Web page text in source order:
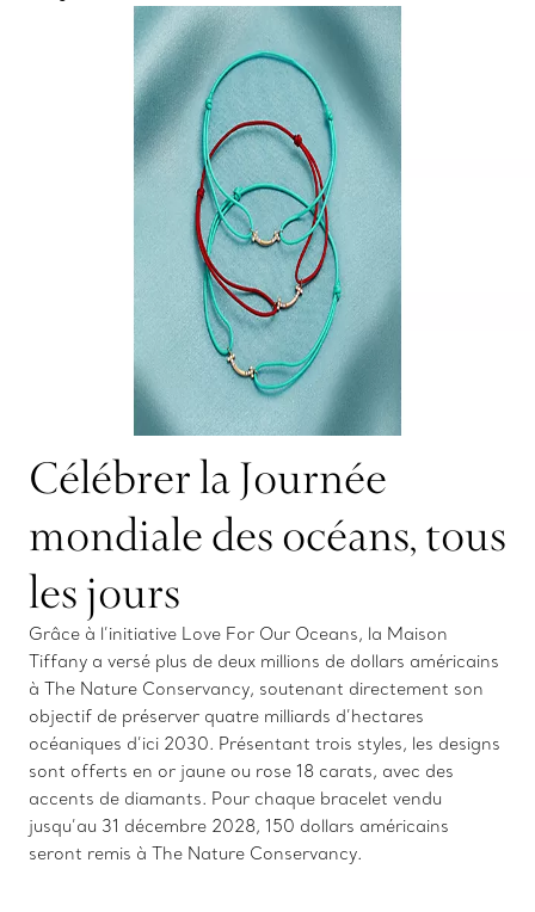
Célébrer la Journée
mondiale des océans, tous
les jours
Grâce à l’initiative Love For Our Oceans, la Maison
Tiffany a versé plus de deux millions de dollars américains
à The Nature Conservancy, soutenant directement son
objectif de préserver quatre milliards d’hectares
océaniques d’ici 2030. Présentant trois styles, les designs
sont offerts en or jaune ou rose 18 carats, avec des
accents de diamants. Pour chaque bracelet vendu
jusqu’au 31 décembre 2028, 150 dollars américains
seront remis à The Nature Conservancy.